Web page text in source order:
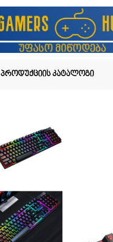
ᲞᲠᲝᲓᲣᲥᲪᲘᲘᲡ ᲙᲐᲢᲐᲚᲝᲒᲘ